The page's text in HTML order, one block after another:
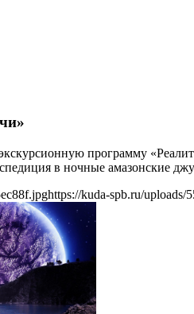
программу
в ночные амазонские
https://kuda-spb.ru/uploads/